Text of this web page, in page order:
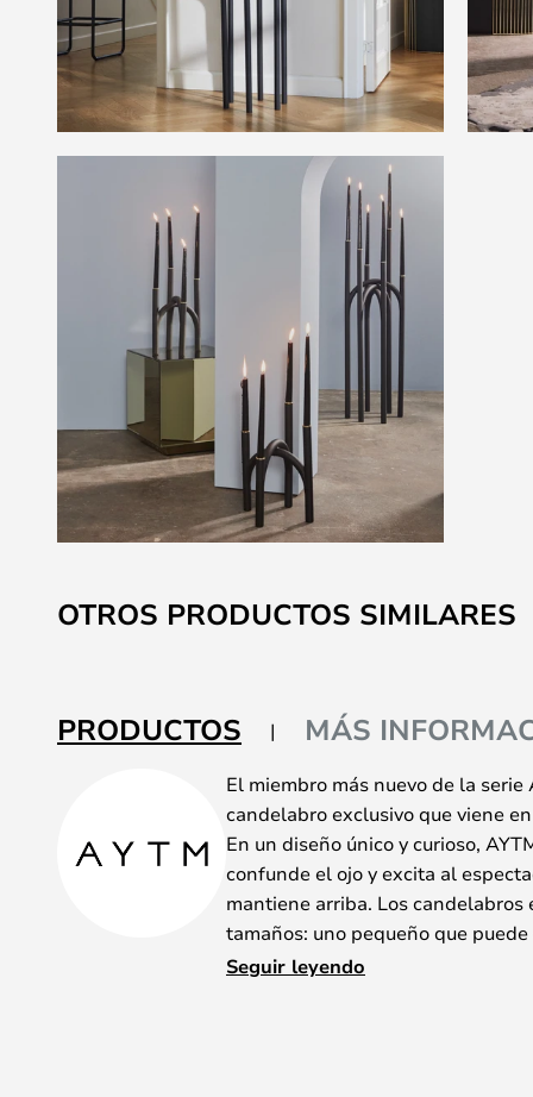
al
comienzo
galería
de
OTROS PRODUCTOS SIMILARES
PRODUCTOS MÁS
El miembro más nuevo de la serie
candelabro exclusivo que viene
En un diseño único y curioso,
confunde el ojo y excita al
mantiene arriba. Los
tamaños: uno pequeño que
que puede manejar seis.
Seguir leyendo